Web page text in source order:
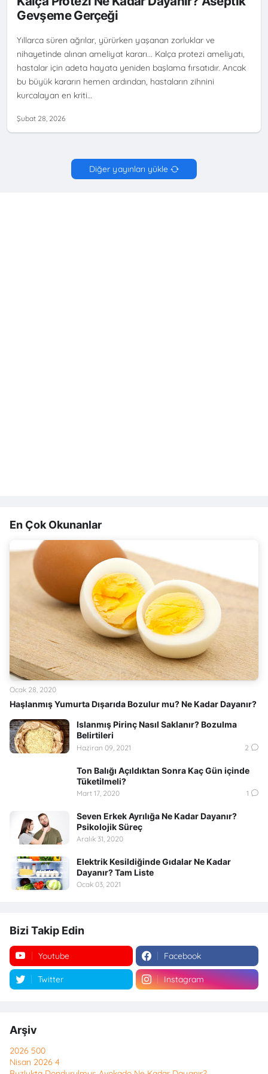
Gevşeme Gerçeği
Yıllarca süren ağrılar, yürürken yaşanan zorluklar ve
nihayetinde alınan ameliyat kararı... Kalça protezi ameliyatı,
hastalar için adeta hayata yeniden başlama fırsatıdır. Ancak
bu büyük kararın hemen ardından, hastaların zihnini
kurcalayan en kriti…
Şubat 28, 2026
Diğer yayınları yükle
En Çok Okunanlar
Haşlanmış Yumurta Dışarıda Bozulur mu? Ne Kadar Dayanır?
Ocak 28, 2020
Islanmış Pirinç Nasıl Saklanır? Bozulma
Belirtileri
Haziran 09, 2021 2
Ton Balığı Açıldıktan Sonra Kaç Gün içinde
Tüketilmeli?
Mart 17, 2020 1
Seven Erkek Ayrılığa Ne Kadar Dayanır?
Psikolojik Süreç
Aralık 31, 2020
Elektrik Kesildiğinde Gıdalar Ne Kadar
Dayanır? Tam Liste
Ocak 03, 2021
Bizi Takip Edin
Youtube Facebook
Twitter Instagram
Arşiv
2026 500
Nisan 2026 4